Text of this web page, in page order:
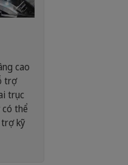
cao
trợ
trục
có thể
trợ kỹ